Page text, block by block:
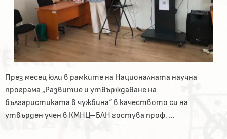
През месец юли в рамките на Националната научна
програма „Развитие и утвърждаване на
българистиката в чужбина“ в качеството си на
утвърден учен в КМНЦ–БАН гостува проф. ...